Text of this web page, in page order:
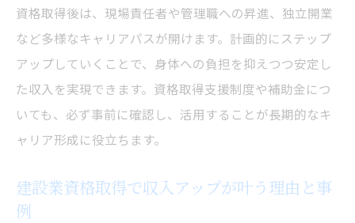
資格取得後は、現場責任者や管理職への昇進、独立開業
など多様なキャリアパスが開けます。計画的にステップ
アップしていくことで、身体への負担を抑えつつ安定し
た収入を実現できます。資格取得支援制度や補助金につ
いても、必ず事前に確認し、活用することが長期的なキ
ャリア形成に役立ちます。
建設業資格取得で収入アップが叶う理由と事
例